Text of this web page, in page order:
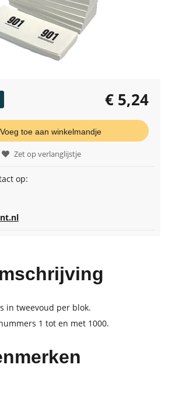
€ 5,24
Voeg toe aan winkelmandje
Zet op verlanglijstje
op:
in tweevoud per blok.
1 tot en met 1000.